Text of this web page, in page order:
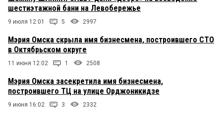
шестиэтажной бани на Левобережье
9 июля 12:01 5 2997
Мэрия Омска скрыла имя бизнесмена, построившего СТО
в Октябрьском округе
11 июня 12:02 1 2508
Мэрия Омска засекретила имя бизнесмена,
построившего ТЦ на улице Орджоникидзе
9 июня 16:02 3 2332